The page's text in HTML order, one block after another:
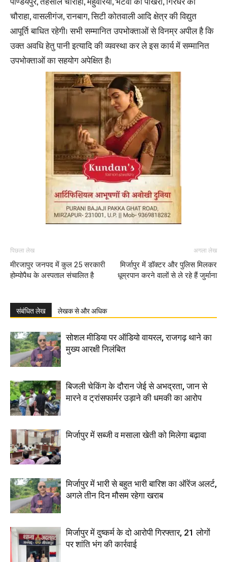
चौराहा, वासलीगंज, रानबाग, सिटी कोतवाली आदि क्षेत्र की विद्युत
आपूर्ति बाधित रहेगी। सभी सम्मानित उपभोक्ताओं से विनम्र अपील है कि
उक्त अवधि हेतु पानी इत्यादि की व्यवस्था कर ले इस कार्य में सम्मानित
उपभोक्ताओं का सहयोग अपेक्षित है।
पिछला लेख
मीरजापुर जनपद में कुल 25 सरकारी
होम्योपैथ के अस्पताल संचालित है
अगला लेख
मिर्जापुर में डॉक्टर और पुलिस मिलकर
धूम्रपान करने वालों से ले रहे हैं जुर्माना
संबंधित लेख लेखक से और अधिक
सोशल मीडिया पर ऑडियो वायरल, राजगढ़ थाने का
मुख्य आरक्षी निलंबित
बिजली चेकिंग के दौरान जेई से अभद्रता, जान से
मारने व ट्रांसफार्मर उड़ाने की धमकी का आरोप
मिर्जापुर में सब्जी व मसाला खेती को मिलेगा बढ़ावा
मिर्जापुर में भारी से बहुत भारी बारिश का ऑरेंज अलर्ट,
अगले तीन दिन मौसम रहेगा खराब
मिर्जापुर में दुष्कर्म के दो आरोपी गिरफ्तार, 21 लोगों
पर शांति भंग की कार्रवाई